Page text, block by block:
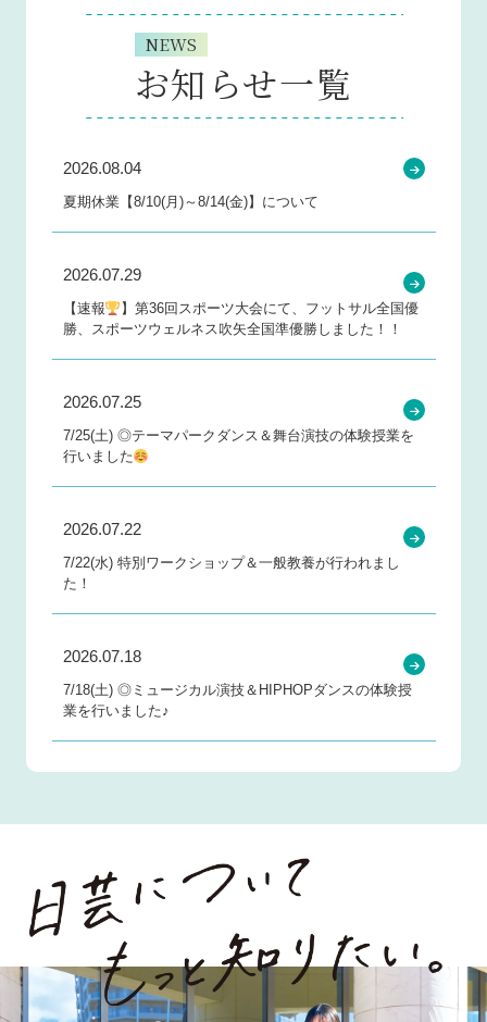
NEWS
お知らせ一覧
2026.08.04
夏期休業【8/10(月)～8/14(金)】について
2026.07.29
【速報
】第36回スポーツ大会にて、フットサル全国優
勝、スポーツウェルネス吹矢全国準優勝しました！！
2026.07.25
7/25(土) ◎テーマパークダンス＆舞台演技の体験授業を
行いました
2026.07.22
7/22(水) 特別ワークショップ＆一般教養が行われまし
た！
2026.07.18
7/18(土) ◎ミュージカル演技＆HIPHOPダンスの体験授
業を行いました♪